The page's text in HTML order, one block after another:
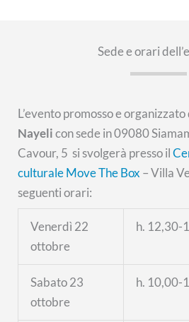
Sede e orari
L’evento promosso e organizzato
Nayelicon sede in 09080
Cavour, 5 si svolgerà presso il
culturale Move The Box – Villa
seguenti orari:
Venerdì 22
ottobre
h. 12,30-
Sabato 23
ottobre
h. 10,00-